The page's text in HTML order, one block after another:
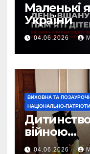
Маленькі
України
04.06.2026
ВИХОВНА ТА
НАЦІОНАЛЬНО-
війною…
04.06.2026